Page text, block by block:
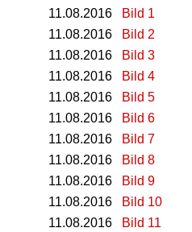
11.08.2016
Bild 1
11.08.2016
Bild 2
11.08.2016
Bild 3
11.08.2016
Bild 4
11.08.2016
Bild 5
11.08.2016
Bild 6
11.08.2016
Bild 7
11.08.2016
Bild 8
11.08.2016
Bild 9
11.08.2016
Bild 10
11.08.2016
Bild 11